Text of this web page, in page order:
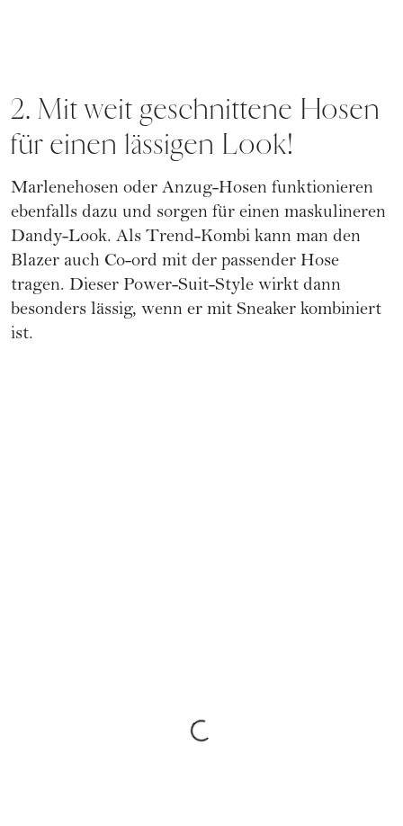
2. Mit weit geschnittene Hosen
für einen lässigen Look!
Marlenehosen oder Anzug-Hosen funktionieren
ebenfalls dazu und sorgen für einen maskulineren
Dandy-Look. Als Trend-Kombi kann man den
Blazer auch Co-ord mit der passender Hose
tragen. Dieser Power-Suit-Style wirkt dann
besonders lässig, wenn er mit Sneaker kombiniert
ist.